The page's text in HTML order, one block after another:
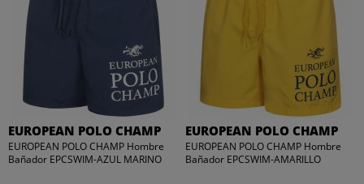
EUROPEAN POLO CHAMP
EUROPEAN POLO CHAMP Hombre
Bañador EPCSWIM-AZUL MARINO
EUROPEAN POLO CHAMP
EUROPEAN POLO CHAMP Hombre
Bañador EPCSWIM-AMARILLO